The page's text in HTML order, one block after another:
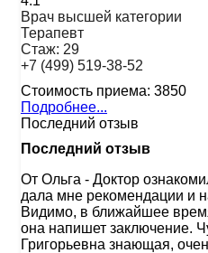
Врач высшей категории
Терапевт
Стаж: 29
+7 (499) 519-38-52
Стоимость приема: 3850
Подробнее...
Последний отзыв
Последний отзыв
От Ольга - Доктор
дала мне рекомендации и
Видимо, в ближайшее
она напишет заключение.
Григорьевна знающая,